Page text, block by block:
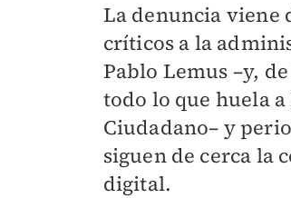
La denuncia viene
críticos a la
Pablo Lemus –y,
todo lo que huela
Ciudadano– y
siguen de cerca la
digital.